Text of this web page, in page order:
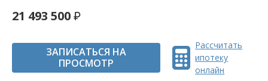
21 493 500
ЗАПИСАТЬСЯ НА
ПРОСМОТР
Рассчитать
ипотеку
онлайн